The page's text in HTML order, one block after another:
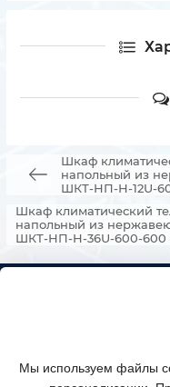
Шкаф
напольный из
ШКТ-НП-Н-12U-
Шкаф климатический
напольный из
ШКТ-НП-Н-36U-600-600
КАТАЛОГ ТОВАРОВ
Мы используем файлы